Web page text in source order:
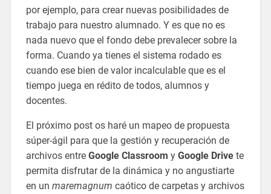
por ejemplo, para crear nuevas posibilidades de
trabajo para nuestro alumnado. Y es que no es
nada nuevo que el fondo debe prevalecer sobre la
forma. Cuando ya tienes el sistema rodado es
cuando ese bien de valor incalculable que es el
tiempo juega en rédito de todos, alumnos y
docentes.
El próximo post os haré un mapeo de propuesta
súper-ágil para que la gestión y recuperación de
archivos entre Google Classroom y Google Drive te
permita disfrutar de la dinámica y no angustiarte
en un maremagnum caótico de carpetas y archivos